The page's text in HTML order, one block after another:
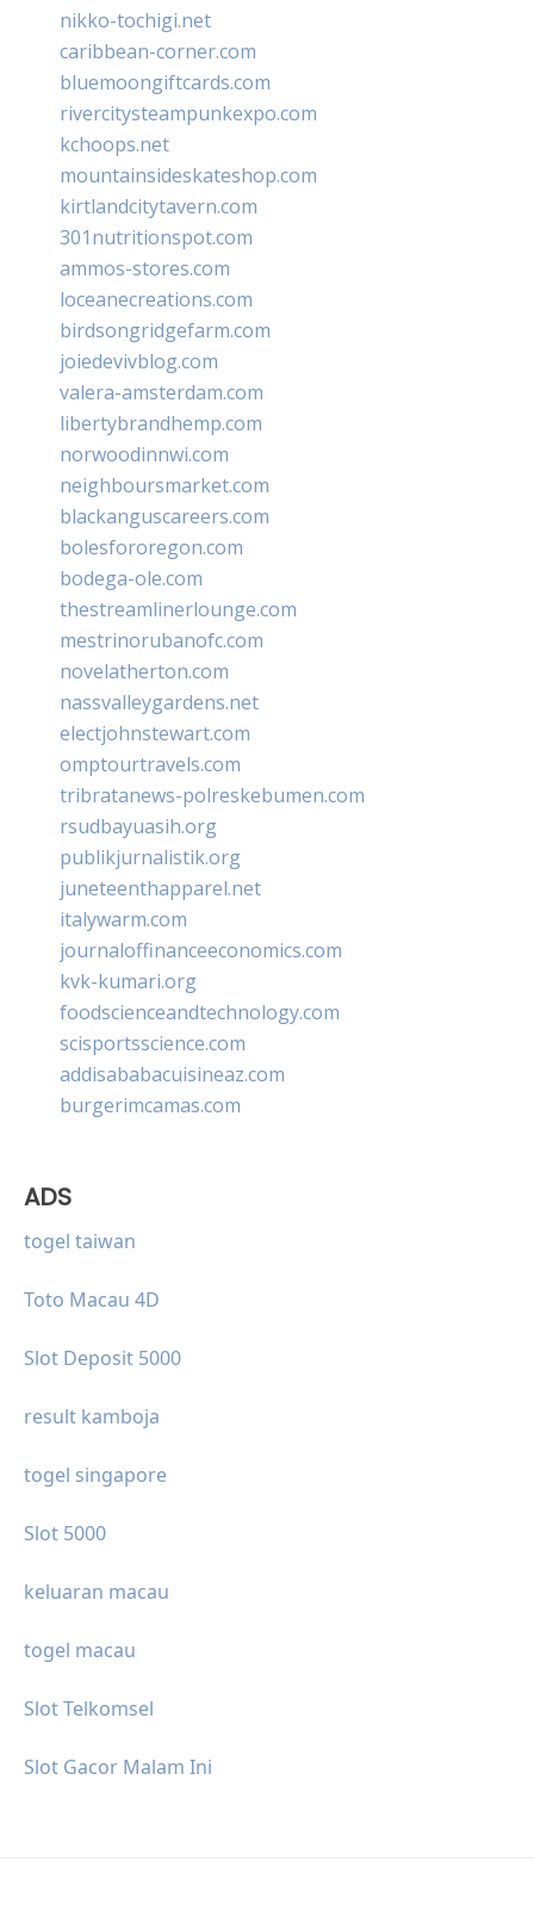
nikko-tochigi.net
caribbean-corner.com
bluemoongiftcards.com
rivercitysteampunkexpo.com
kchoops.net
mountainsideskateshop.com
kirtlandcitytavern.com
301nutritionspot.com
ammos-stores.com
loceanecreations.com
birdsongridgefarm.com
joiedevivblog.com
valera-amsterdam.com
libertybrandhemp.com
norwoodinnwi.com
neighboursmarket.com
blackanguscareers.com
bolesfororegon.com
bodega-ole.com
thestreamlinerlounge.com
mestrinorubanofc.com
novelatherton.com
nassvalleygardens.net
electjohnstewart.com
omptourtravels.com
tribratanews-polreskebumen.com
rsudbayuasih.org
publikjurnalistik.org
juneteenthapparel.net
italywarm.com
journaloffinanceeconomics.com
kvk-kumari.org
foodscienceandtechnology.com
scisportsscience.com
addisababacuisineaz.com
burgerimcamas.com
ADS
togel taiwan
Toto Macau 4D
Slot Deposit 5000
result kamboja
togel singapore
Slot 5000
keluaran macau
togel macau
Slot Telkomsel
Slot Gacor Malam Ini